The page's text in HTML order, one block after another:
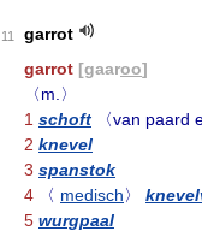
11
garrot
garrot [gaaroo]
〈m.〉
1 schoft
〈van paard
2 knevel
3 spanstok
4
〈 medisch〉
5 wurgpaal